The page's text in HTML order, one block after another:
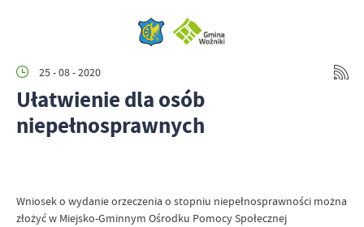
25 - 08 - 2020
Ułatwienie dla osób
niepełnosprawnych
Wniosek o wydanie orzeczenia o stopniu niepełnosprawności można
złożyć w Miejsko-Gminnym Ośrodku Pomocy Społecznej